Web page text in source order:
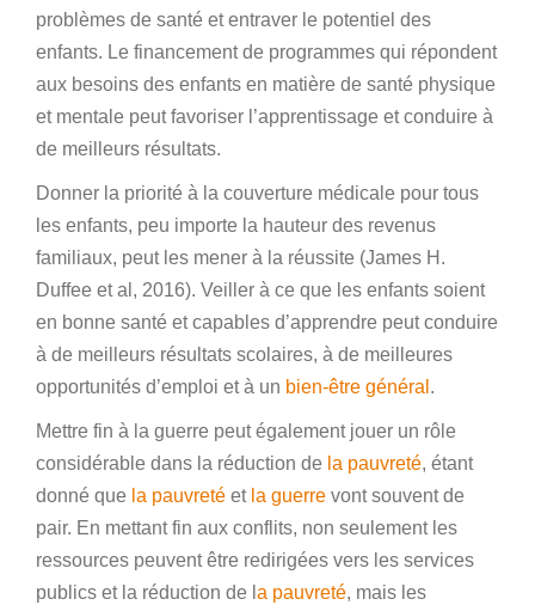
problèmes de santé et entraver le potentiel des
enfants. Le financement de programmes qui répondent
aux besoins des enfants en matière de santé physique
et mentale peut favoriser l’apprentissage et conduire à
de meilleurs résultats.
Donner la priorité à la couverture médicale pour tous
les enfants, peu importe la hauteur des revenus
familiaux, peut les mener à la réussite (James H.
Duffee et al, 2016). Veiller à ce que les enfants soient
en bonne santé et capables d’apprendre peut conduire
à de meilleurs résultats scolaires, à de meilleures
opportunités d’emploi et à un bien-être général .
Mettre fin à la guerre peut également jouer un rôle
considérable dans la réduction de la pauvreté, étant
donné que la pauvreté et la guerre vont souvent de
pair. En mettant fin aux conflits, non seulement les
ressources peuvent être redirigées vers les services
publics et la réduction de l a pauvreté, mais les